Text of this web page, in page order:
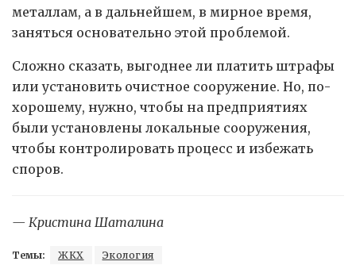
металлам, а в дальнейшем, в мирное время,
заняться основательно этой проблемой.
Сложно сказать, выгоднее ли платить штрафы
или установить очистное сооружение. Но, по-
хорошему, нужно, чтобы на предприятиях
были установлены локальные сооружения,
чтобы контролировать процесс и избежать
споров.
— Кристина Шаталина
Темы: ЖКХ Экология